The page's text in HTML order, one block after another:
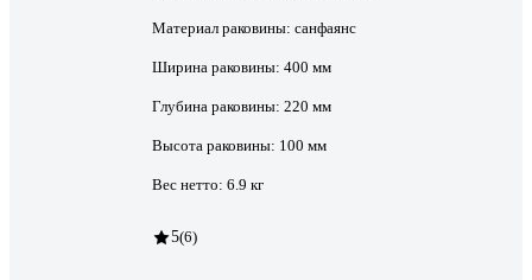
Материал раковины: санфаянс
Ширина раковины: 400 мм
Глубина раковины: 220 мм
Высота раковины: 100 мм
Вес нетто: 6.9 кг
5(6)